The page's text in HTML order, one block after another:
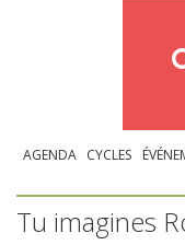
AGENDA CYCLES
Tu imagines